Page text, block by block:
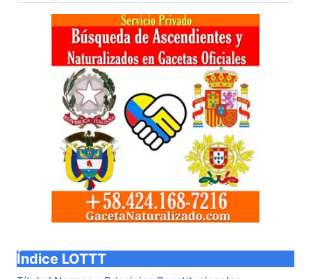
Índice LOTTT